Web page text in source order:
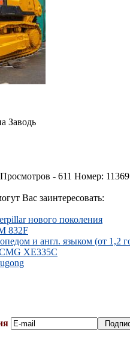
Заводь
- 611 Номер:
Вас заинтересовать:
нового поколения
832F
и англ. языком (от 1,2
XE335C